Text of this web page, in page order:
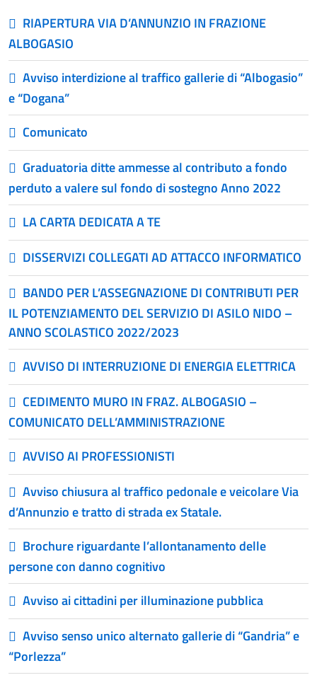
RIAPERTURA VIA D’ANNUNZIO IN FRAZIONE
ALBOGASIO
Avviso interdizione al traffico gallerie di “Albogasio”
e “Dogana”
Comunicato
Graduatoria ditte ammesse al contributo a fondo
perduto a valere sul fondo di sostegno Anno 2022
LA CARTA DEDICATA A TE
DISSERVIZI COLLEGATI AD ATTACCO INFORMATICO
BANDO PER L’ASSEGNAZIONE DI CONTRIBUTI PER
IL POTENZIAMENTO DEL SERVIZIO DI ASILO NIDO –
ANNO SCOLASTICO 2022/2023
AVVISO DI INTERRUZIONE DI ENERGIA ELETTRICA
CEDIMENTO MURO IN FRAZ. ALBOGASIO –
COMUNICATO DELL’AMMINISTRAZIONE
AVVISO AI PROFESSIONISTI
Avviso chiusura al traffico pedonale e veicolare Via
d’Annunzio e tratto di strada ex Statale.
Brochure riguardante l’allontanamento delle
persone con danno cognitivo
Avviso ai cittadini per illuminazione pubblica
Avviso senso unico alternato gallerie di “Gandria” e
“Porlezza”